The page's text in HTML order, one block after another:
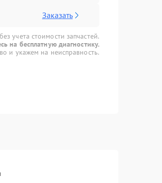
Заказать
учета стоимости запчастей.
на бесплатную диагностику.
и укажем на неисправность.